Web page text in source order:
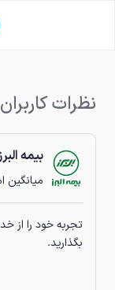
نظرات کاربران
بیمه
میانگین
تجربه خود را از
بگذارید.